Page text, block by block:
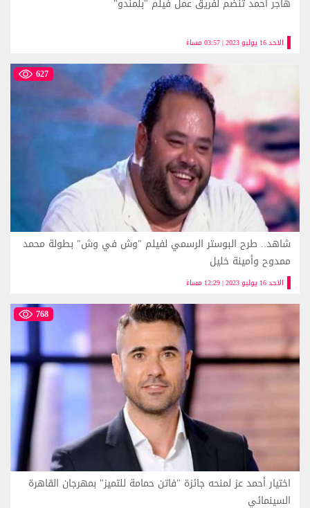
الاحد 16 يوليو 2023 | 03:57 مساءً
هاجر أحمد تنضم لفريق عمل فيلم "بلمندو"
627
الاحد 16 يوليو 2023 | 12:29 مساءً
شاهد.. طرح البوستر الرسمي لفيلم "وش في وش" بطولة محمد
ممدوح وأمينة خليل
768
اختيار أحمد عز لمنحه جائزة "فاتن حمامة للتميز" بمهرجان القاهرة
السينمائي